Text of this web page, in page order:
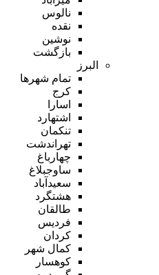
نالوس
نقده
نوشین
بازگشت
البرز
تمام شهر‌ها
کرج
اسارا
اشتهارد
تنکمان
تهراندشت
چهارباغ
ساوجبلاغ
سعیدآباد
هشتگرد
طالقان
فردیس
کردان
کمال شهر
کوهسار